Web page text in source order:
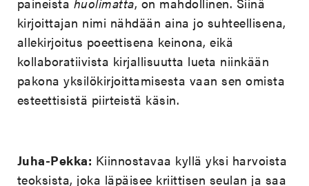
kirjoittajan nimi nähdään aina jo suhteellisena,
allekirjoitus poeettisena keinona, eikä
kollaboratiivista kirjallisuutta lueta niinkään
pakona yksilökirjoittamisesta vaan sen omista
esteettisistä piirteistä käsin.
Juha-Pekka: Kiinnostavaa kyllä yksi harvoista
teoksista, joka läpäisee kriittisen seulan ja saa